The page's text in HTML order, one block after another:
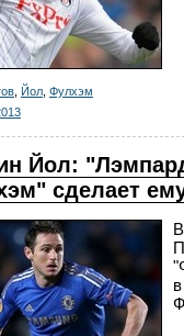
Йол Фулхэм
Йол:
сделает